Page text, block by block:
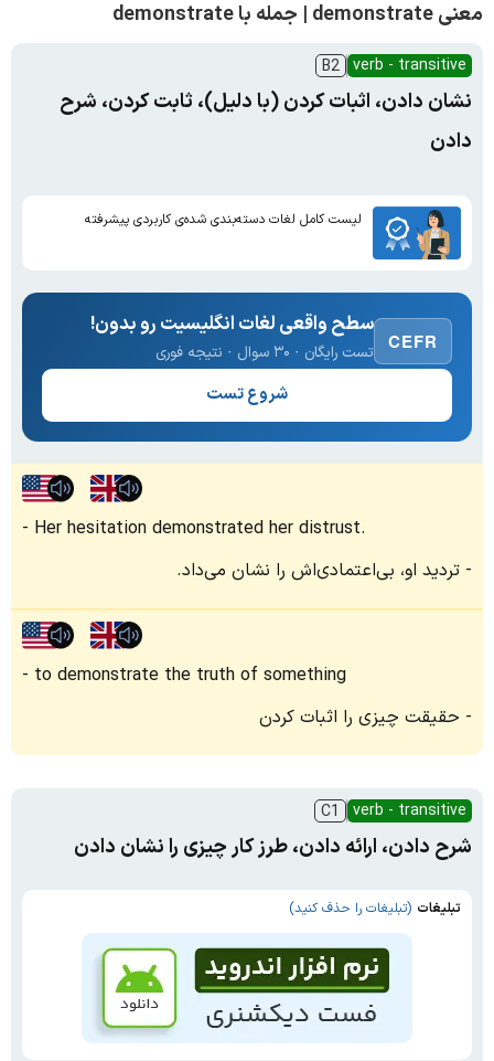
معنی demonstrate | جمله با demonstrate
verb - transitive
B2
نشان دادن، اثبات کردن (با دلیل)، ثابت کردن، شرح
دادن
لیست کامل لغات دسته‌بندی شده‌ی کاربردی پیشرفته
CEFR
سطح واقعی لغات انگلیسیت رو بدون!
تست رایگان · ۳۰ سوال · نتیجه فوری
شروع تست
Her hesitation demonstrated her distrust.
تردید او، بی‌اعتمادی‌اش را نشان می‌داد.
to demonstrate the truth of something
حقیقت چیزی را اثبات کردن
verb - transitive
C1
شرح دادن، ارائه دادن، طرز کار چیزی را نشان دادن
تبلیغات (تبلیغات را حذف کنید)